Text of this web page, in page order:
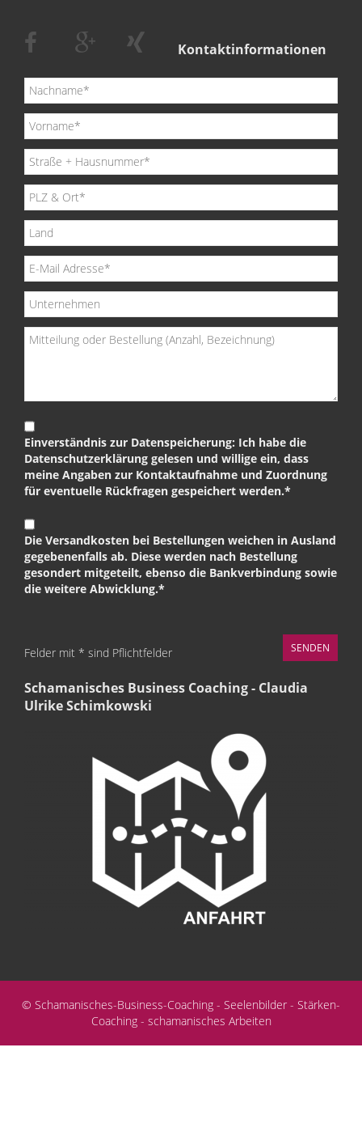
Kontaktinformationen
Einverständnis zur Datenspeicherung: Ich habe die
Datenschutzerklärung gelesen und willige ein, dass
meine Angaben zur Kontaktaufnahme und Zuordnung
für eventuelle Rückfragen gespeichert werden.*
Die Versandkosten bei Bestellungen weichen in Ausland
gegebenenfalls ab. Diese werden nach Bestellung
gesondert mitgeteilt, ebenso die Bankverbindung sowie
die weitere Abwicklung.*
Felder mit * sind Pflichtfelder
Schamanisches Business Coaching - Claudia
Ulrike Schimkowski
© Schamanisches-Business-Coaching - Seelenbilder - Stärken-
Coaching - schamanisches Arbeiten